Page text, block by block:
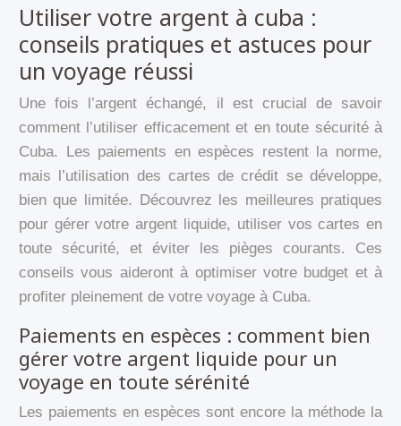
Utiliser votre argent à cuba :
conseils pratiques et astuces pour
un voyage réussi
Une fois l’argent échangé, il est crucial de savoir
comment l’utiliser efficacement et en toute sécurité à
Cuba. Les paiements en espèces restent la norme,
mais l’utilisation des cartes de crédit se développe,
bien que limitée. Découvrez les meilleures pratiques
pour gérer votre argent liquide, utiliser vos cartes en
toute sécurité, et éviter les pièges courants. Ces
conseils vous aideront à optimiser votre budget et à
profiter pleinement de votre voyage à Cuba.
Paiements en espèces : comment bien
gérer votre argent liquide pour un
voyage en toute sérénité
Les paiements en espèces sont encore la méthode la